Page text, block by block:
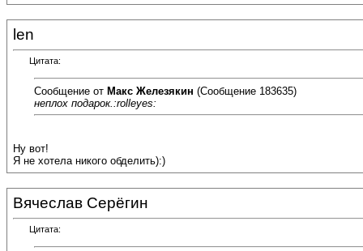
len
Цитата:
Сообщение от Макс Железякин (Сообщение 183635)
неплох подарок.:rolleyes:
Ну вот!
Я не хотела никого обделить):)
Вячеслав Серёгин
Цитата: